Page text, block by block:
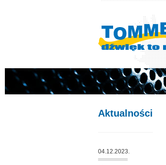
Aktualności
04.12.2023.